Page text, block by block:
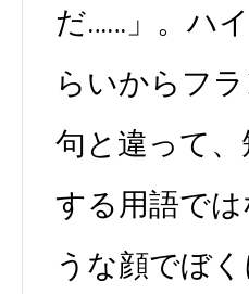
だ……」。ハ
らいからフ
句と違って
する用語で
うな顔でぼ